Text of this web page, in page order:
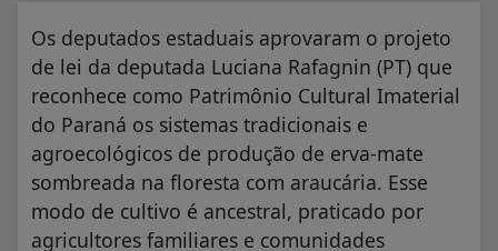
Os deputados estaduais aprovaram o projeto
de lei da deputada Luciana Rafagnin (PT) que
reconhece como Patrimônio Cultural Imaterial
do Paraná os sistemas tradicionais e
agroecológicos de produção de erva-mate
sombreada na floresta com araucária. Esse
modo de cultivo é ancestral, praticado por
agricultores familiares e comunidades